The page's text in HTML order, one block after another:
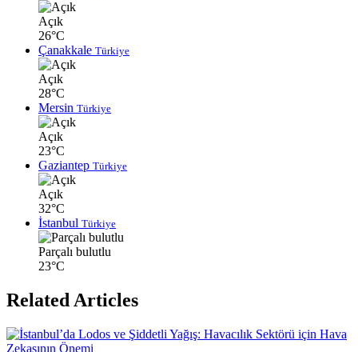
Açık
26°C
Çanakkale Türkiye
Açık
28°C
Mersin Türkiye
Açık
23°C
Gaziantep Türkiye
Açık
32°C
İstanbul Türkiye
Parçalı bulutlu
23°C
Related Articles